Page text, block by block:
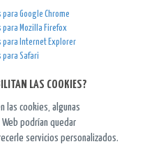
Google Chrome
para Mozilla Firefox
para Internet Explorer
para Safari
LAS COOKIES?
las cookies, algunas
podrían quedar
servicios personalizados.